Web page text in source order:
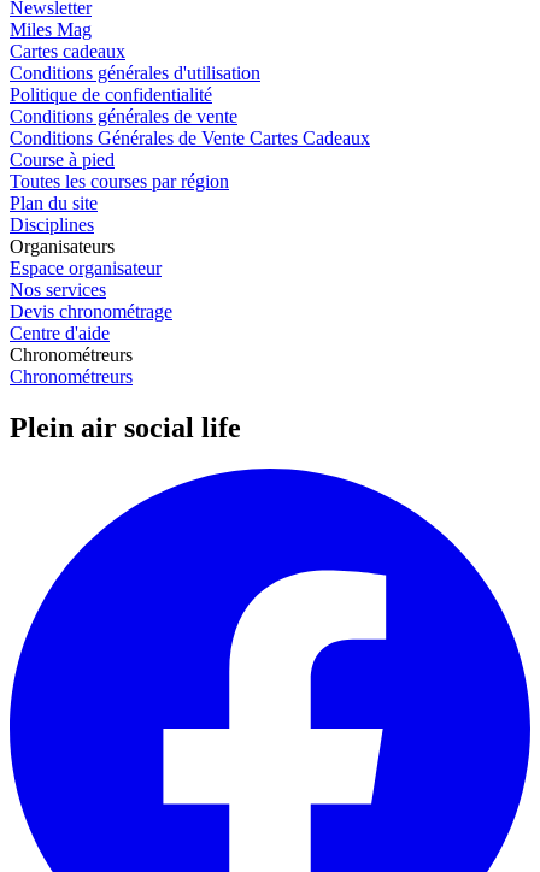
Newsletter
Miles Mag
Cartes cadeaux
Conditions générales d'utilisation
Politique de confidentialité
Conditions générales de vente
Conditions Générales de Vente Cartes Cadeaux
Course à pied
Toutes les courses par région
Plan du site
Disciplines
Organisateurs
Espace organisateur
Nos services
Devis chronométrage
Centre d'aide
Chronométreurs
Chronométreurs
Plein air social life